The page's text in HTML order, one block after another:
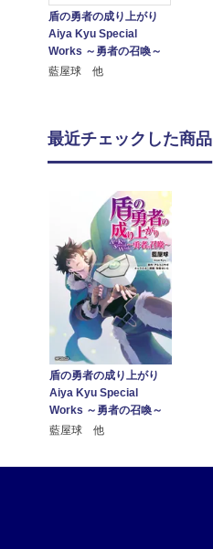
盾の勇者の成り上がり
Aiya Kyu Special
Works ～勇者の召喚～
藍屋球 他
最近チェックした商品
盾の勇者の成り上がり
Aiya Kyu Special
Works ～勇者の召喚～
藍屋球 他